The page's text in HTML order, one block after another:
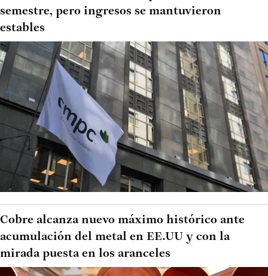
semestre, pero ingresos se mantuvieron
estables
Cobre alcanza nuevo máximo histórico ante
acumulación del metal en EE.UU y con la
mirada puesta en los aranceles